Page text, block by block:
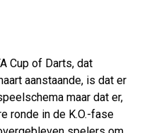
Cup of Darts, dat
aanstaande, is dat er
maar dat er,
ronde in de K.O.-fase